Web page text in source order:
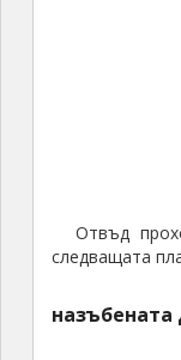
Отвъд
следващата
назъбената